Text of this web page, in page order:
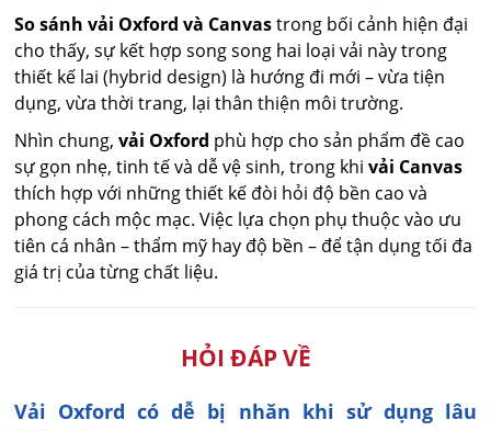
So sánh vải Oxford và Canvastrong bối cảnh hiện đại
cho thấy, sự kết hợp song song hai loại vải này trong
thiết kế lai (hybrid design) là hướng đi mới – vừa tiện
dụng, vừa thời trang, lại thân thiện môi trường.
Nhìn chung,vải Oxford phù hợp cho sản phẩm đề cao
sự gọn nhẹ, tinh tế và dễ vệ sinh, trong khivải Canvas
thích hợp với những thiết kế đòi hỏi độ bền cao và
phong cách mộc mạc. Việc lựa chọn phụ thuộc vào ưu
tiên cá nhân – thẩm mỹ hay độ bền – để tận dụng tối đa
giá trị của từng chất liệu.
HỎI ĐÁP VỀ
Vải Oxford có dễ bị nhăn khi sử dụng lâu